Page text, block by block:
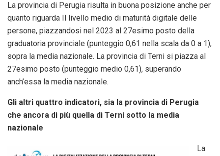
La provincia di Perugia risulta in buona posizione anche per
quanto riguarda Il livello medio di maturità digitale delle
persone, piazzandosi nel 2023 al 27esimo posto della
graduatoria provinciale (punteggio 0,61 nella scala da 0 a 1),
sopra la media nazionale. La provincia di Terni si piazza al
27esimo posto (punteggio medio 0,61), superando
anch’essa la media nazionale.
Gli altri quattro indicatori, sia la provincia di Perugia
che ancora di più quella di Terni sotto la media
nazionale
La